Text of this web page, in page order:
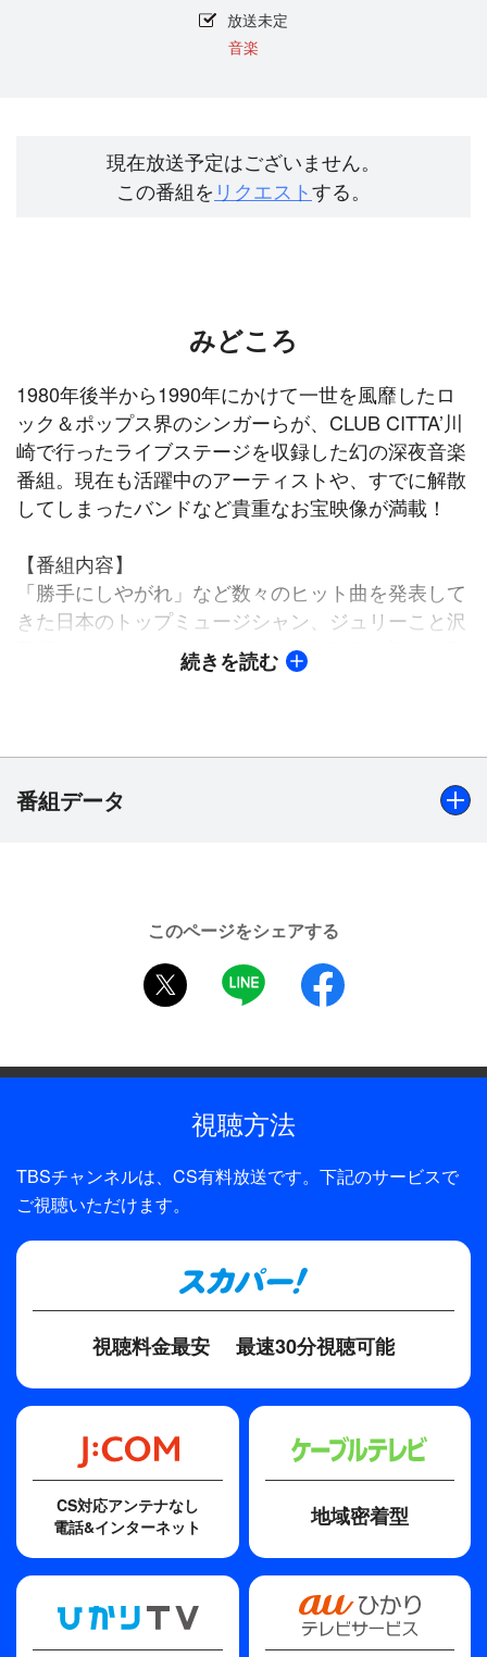
放送未定
音楽
現在放送予定はございません。
この番組を リクエストする。
みどころ
1980年後半から1990年にかけて一世を風靡したロ
ック＆ポップス界のシンガーらが、CLUB CITTA’川
崎で行ったライブステージを収録した幻の深夜音楽
番組。現在も活躍中のアーティストや、すでに解散
してしまったバンドなど貴重なお宝映像が満載！
【番組内容】
「勝手にしやがれ」など数々のヒット曲を発表して
きた日本のトップミュージシャン、ジュリーこと沢
田研二がバックバンドのJAZZ MASTERを率いて登
場！当時の最新アルバム「彼は眠れない」から「ポ
リッパー」を熱唱する。
続きを読む
番組データ
沢田研二、JAZZ MASTER【司会】松宮一彦
1話
プロデューサー
斎藤薫、山田修爾
唐牛道雄
このページをシェアする
twitter
LINE
視聴方法
TBSチャンネルは、CS有料放送です。下記のサービスで
ご視聴いただけます。
視聴料金最安 最速30分視聴可能
CS対応アンテナなし
電話&インターネット
地域密着型